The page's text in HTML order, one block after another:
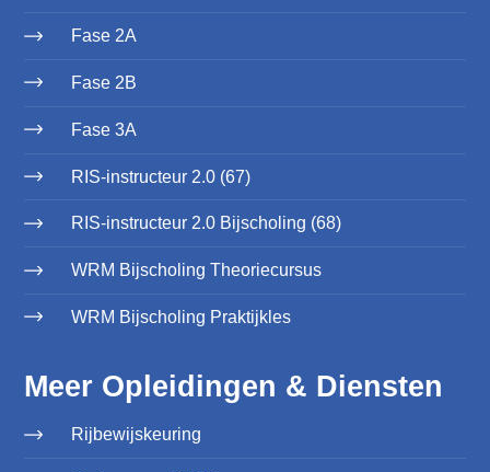
Fase 2A
Fase 2B
Fase 3A
RIS-instructeur 2.0 (67)
RIS-instructeur 2.0 Bijscholing (68)
WRM Bijscholing Theoriecursus
WRM Bijscholing Praktijkles
Meer Opleidingen & Diensten
Rijbewijskeuring